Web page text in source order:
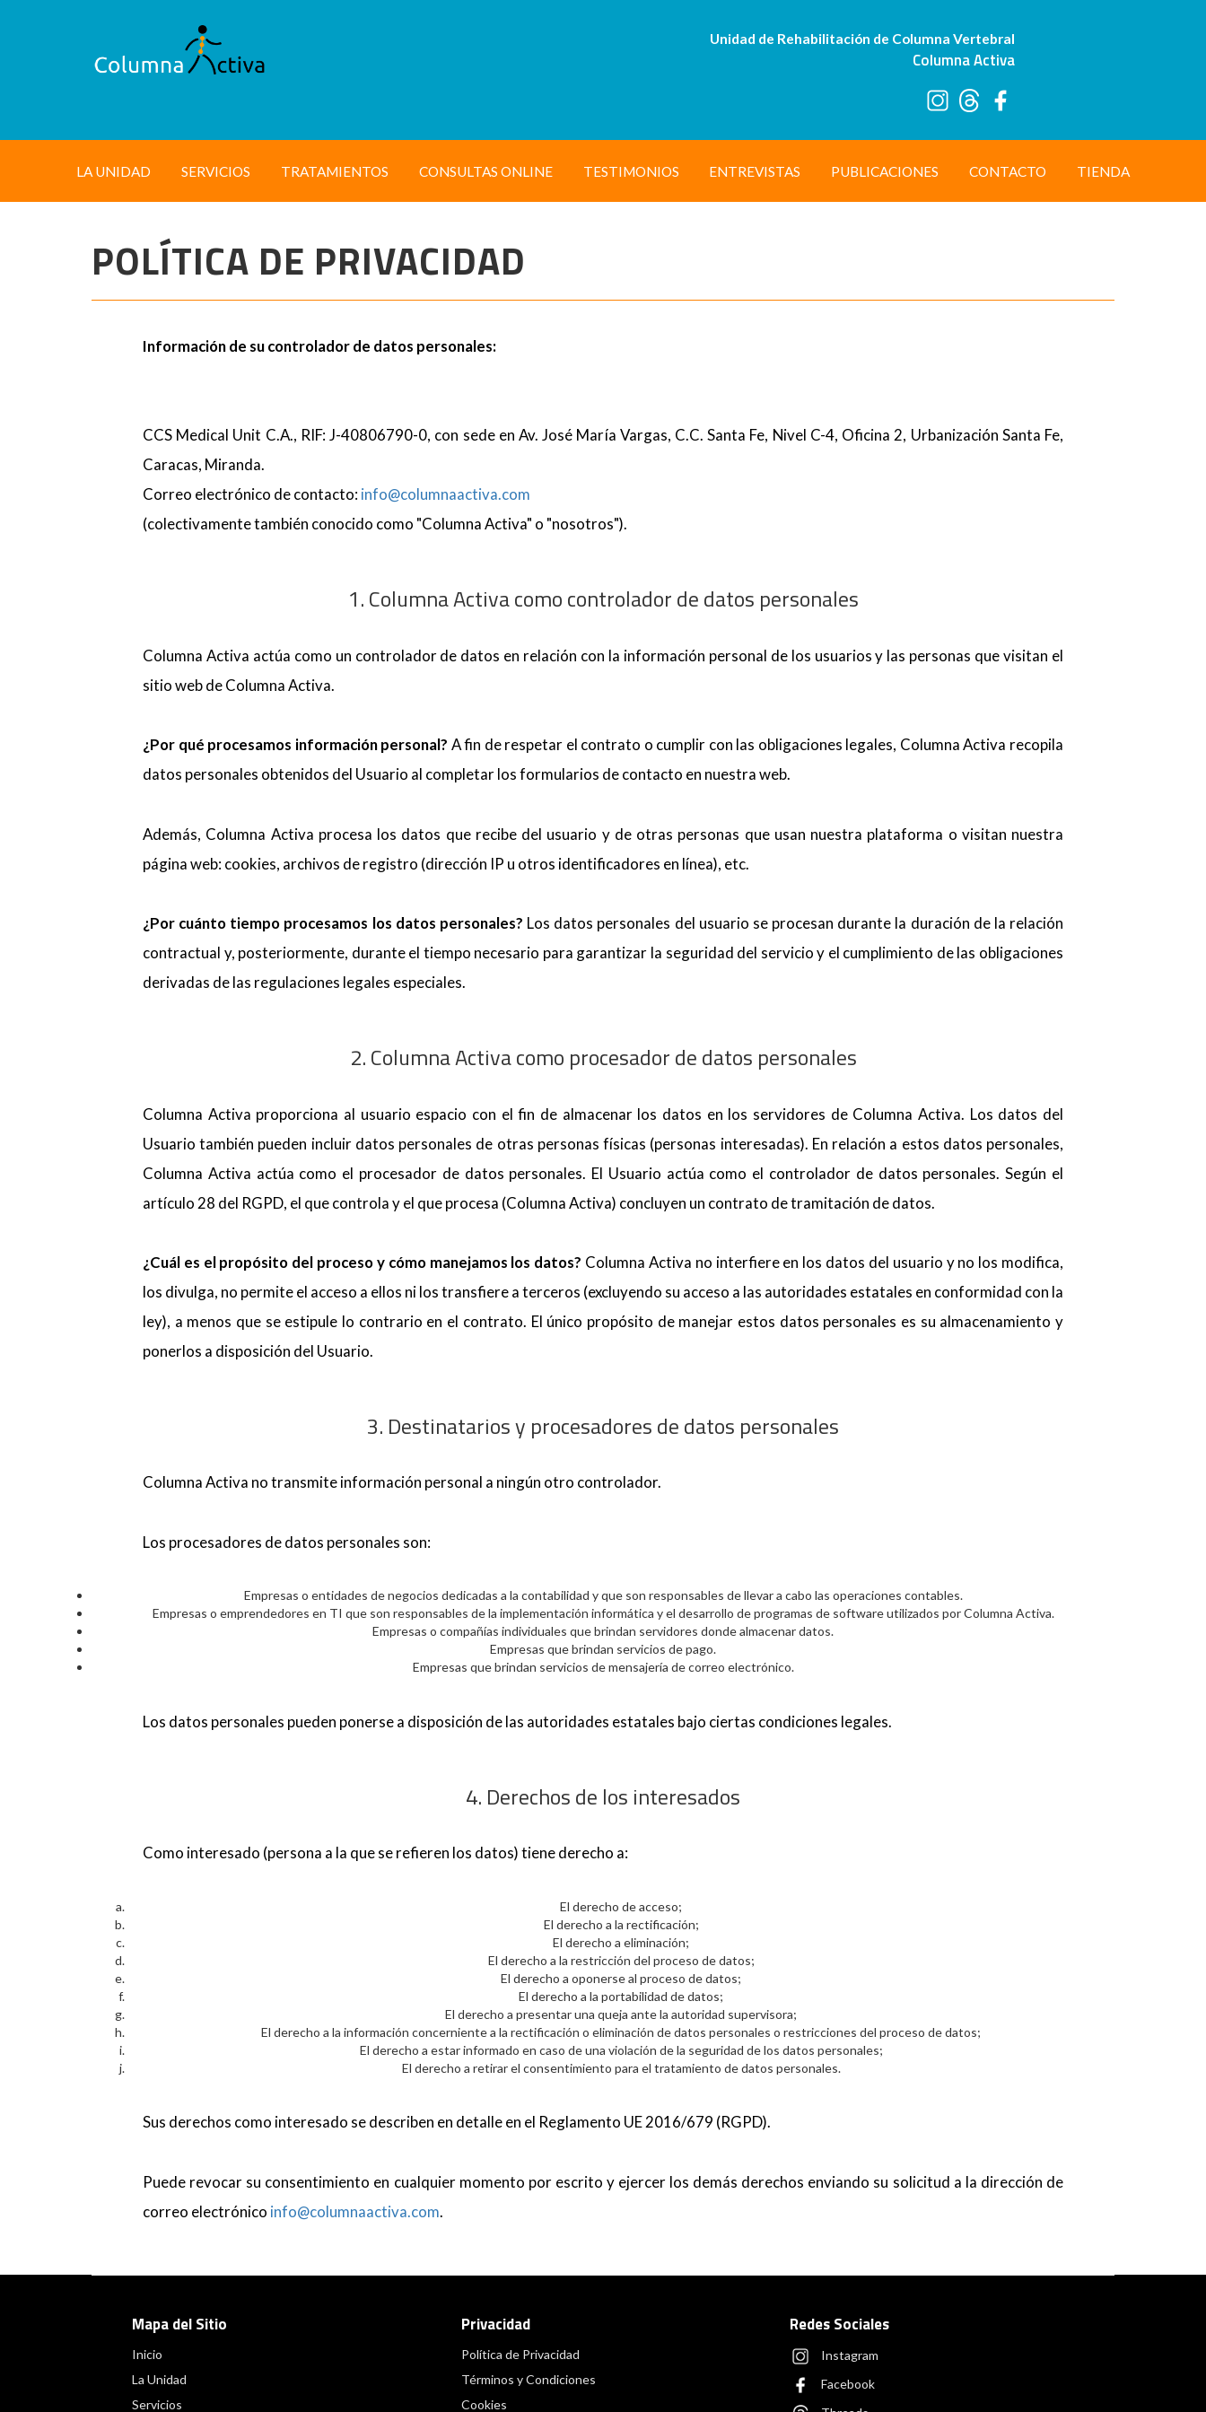
Unidad de Rehabilitación de Columna Vertebral
Columna Activa
LA UNIDAD SERVICIOS TRATAMIENTOS CONSULTAS ONLINE TESTIMONIOS ENTREVISTAS PUBLICACIONES CONTACTO TIENDA
POLÍTICA DE PRIVACIDAD
Información de su controlador de datos personales:
CCS Medical Unit C.A., RIF: J-40806790-0, con sede en Av. José María Vargas, C.C. Santa Fe, Nivel C-4, Oficina 2, Urbanización Santa Fe,
Caracas, Miranda.
Correo electrónico de contacto: info@columnaactiva.com
1. Columna Activa como controlador de datos personales
Columna Activa actúa como un controlador de datos en relación con la información personal de los usuarios y las personas que visitan el
sitio web de Columna Activa.
¿Por qué procesamos información personal? A fin de respetar el contrato o cumplir con las obligaciones legales, Columna Activa recopila
datos personales obtenidos del Usuario al completar los formularios de contacto en nuestra web.
Además, Columna Activa procesa los datos que recibe del usuario y de otras personas que usan nuestra plataforma o visitan nuestra
página web: cookies, archivos de registro (dirección IP u otros identificadores en línea), etc.
¿Por cuánto tiempo procesamos los datos personales? Los datos personales del usuario se procesan durante la duración de la relación
contractual y, posteriormente, durante el tiempo necesario para garantizar la seguridad del servicio y el cumplimiento de las obligaciones
derivadas de las regulaciones legales especiales.
2. Columna Activa como procesador de datos personales
Columna Activa proporciona al usuario espacio con el fin de almacenar los datos en los servidores de Columna Activa. Los datos del
Usuario también pueden incluir datos personales de otras personas físicas (personas interesadas). En relación a estos datos personales,
Columna Activa actúa como el procesador de datos personales. El Usuario actúa como el controlador de datos personales. Según el
artículo 28 del RGPD, el que controla y el que procesa (Columna Activa) concluyen un contrato de tramitación de datos.
¿Cuál es el propósito del proceso y cómo manejamos los datos? Columna Activa no interfiere en los datos del usuario y no los modifica,
los divulga, no permite el acceso a ellos ni los transfiere a terceros (excluyendo su acceso a las autoridades estatales en conformidad con la
ley), a menos que se estipule lo contrario en el contrato. El único propósito de manejar estos datos personales es su almacenamiento y
ponerlos a disposición del Usuario.
3. Destinatarios y procesadores de datos personales
Columna Activa no transmite información personal a ningún otro controlador.
Los procesadores de datos personales son:
Empresas o entidades de negocios dedicadas a la contabilidad y que son responsables de llevar a cabo las operaciones contables.
Empresas o emprendedores en TI que son responsables de la implementación informática y el desarrollo de programas de software utilizados por Columna Activa.
Empresas o compañías individuales que brindan servidores donde almacenar datos.
Empresas que brindan servicios de pago.
Empresas que brindan servicios de mensajería de correo electrónico.
Los datos personales pueden ponerse a disposición de las autoridades estatales bajo ciertas condiciones legales.
4. Derechos de los interesados
Como interesado (persona a la que se refieren los datos) tiene derecho a:
El derecho de acceso;
El derecho a la rectificación;
El derecho a eliminación;
El derecho a la restricción del proceso de datos;
El derecho a oponerse al proceso de datos;
El derecho a la portabilidad de datos;
El derecho a presentar una queja ante la autoridad supervisora;
El derecho a la información concerniente a la rectificación o eliminación de datos personales o restricciones del proceso de datos;
El derecho a estar informado en caso de una violación de la seguridad de los datos personales;
El derecho a retirar el consentimiento para el tratamiento de datos personales.
Sus derechos como interesado se describen en detalle en el Reglamento UE 2016/679 (RGPD).
Puede revocar su consentimiento en cualquier momento por escrito y ejercer los demás derechos enviando su solicitud a la dirección de
correo electrónico info@columnaactiva.com.
Mapa del Sitio
Inicio
La Unidad
Servicios
Privacidad
Política de Privacidad
Términos y Condiciones
Cookies
Redes Sociales
Instagram
Facebook